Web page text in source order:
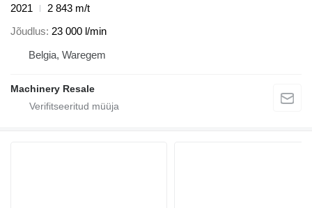
2021
2 843 m/t
Jõudlus 23 000 l/min
Belgia, Waregem
Machinery Resale